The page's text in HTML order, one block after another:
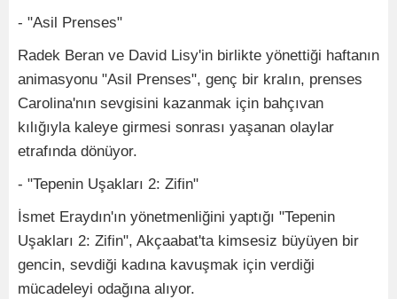
- "Asil Prenses"
Radek Beran ve David Lisy'in birlikte yönettiği haftanın
animasyonu "Asil Prenses", genç bir kralın, prenses
Carolina'nın sevgisini kazanmak için bahçıvan
kılığıyla kaleye girmesi sonrası yaşanan olaylar
etrafında dönüyor.
- "Tepenin Uşakları 2: Zifin"
İsmet Eraydın'ın yönetmenliğini yaptığı "Tepenin
Uşakları 2: Zifin", Akçaabat'ta kimsesiz büyüyen bir
gencin, sevdiği kadına kavuşmak için verdiği
mücadeleyi odağına alıyor.